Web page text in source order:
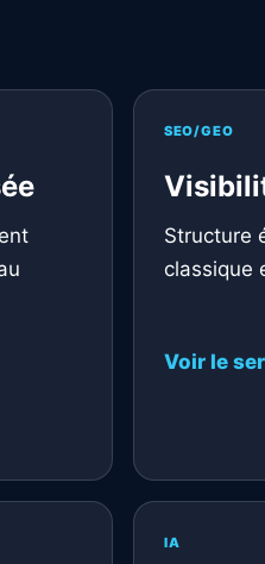
SEO/GEO
Structure
classique
Voir le
IA